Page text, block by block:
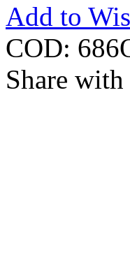
Add to
COD:
Share with